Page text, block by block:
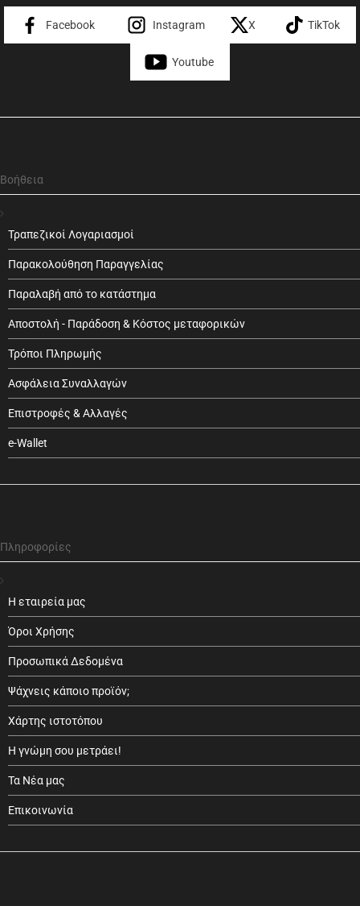
Facebook Instagram X TikTok
Youtube
Βοήθεια
Τραπεζικοί Λογαριασμοί
Παρακολούθηση Παραγγελίας
Παραλαβή από το κατάστημα
Αποστολή - Παράδοση & Κόστος μεταφορικών
Τρόποι Πληρωμής
Ασφάλεια Συναλλαγών
Επιστροφές & Αλλαγές
e-Wallet
Πληροφορίες
Η εταιρεία μας
Όροι Χρήσης
Προσωπικά Δεδομένα
Ψάχνεις κάποιο προϊόν;
Χάρτης ιστοτόπου
Η γνώμη σου μετράει!
Τα Νέα μας
Επικοινωνία